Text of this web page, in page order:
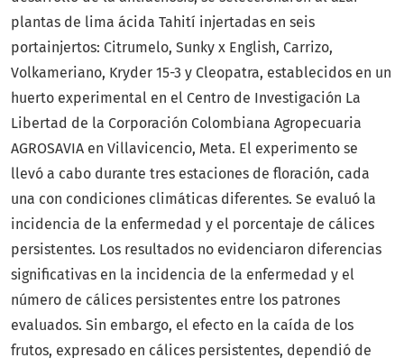
plantas de lima ácida Tahití injertadas en seis
portainjertos: Citrumelo, Sunky x English, Carrizo,
Volkameriano, Kryder 15-3 y Cleopatra, establecidos en un
huerto experimental en el Centro de Investigación La
Libertad de la Corporación Colombiana Agropecuaria
AGROSAVIA en Villavicencio, Meta. El experimento se
llevó a cabo durante tres estaciones de floración, cada
una con condiciones climáticas diferentes. Se evaluó la
incidencia de la enfermedad y el porcentaje de cálices
persistentes. Los resultados no evidenciaron diferencias
significativas en la incidencia de la enfermedad y el
número de cálices persistentes entre los patrones
evaluados. Sin embargo, el efecto en la caída de los
frutos, expresado en cálices persistentes, dependió de